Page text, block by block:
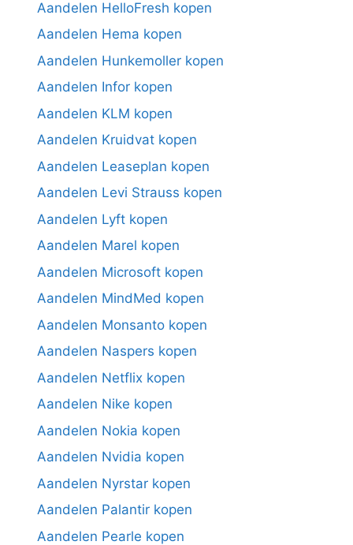
Aandelen HelloFresh kopen
Aandelen Hema kopen
Aandelen Hunkemoller kopen
Aandelen Infor kopen
Aandelen KLM kopen
Aandelen Kruidvat kopen
Aandelen Leaseplan kopen
Aandelen Levi Strauss kopen
Aandelen Lyft kopen
Aandelen Marel kopen
Aandelen Microsoft kopen
Aandelen MindMed kopen
Aandelen Monsanto kopen
Aandelen Naspers kopen
Aandelen Netflix kopen
Aandelen Nike kopen
Aandelen Nokia kopen
Aandelen Nvidia kopen
Aandelen Nyrstar kopen
Aandelen Palantir kopen
Aandelen Pearle kopen